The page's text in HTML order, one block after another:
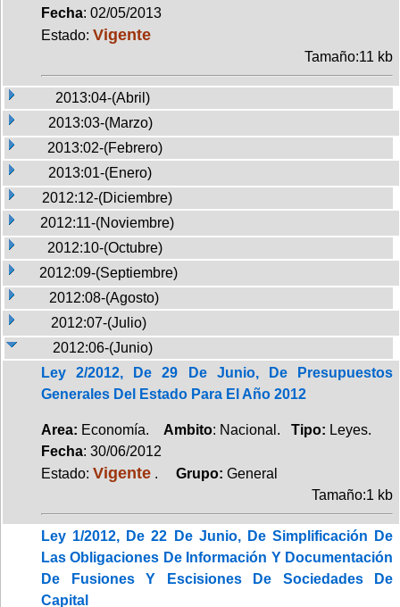
Fecha: 02/05/2013
Estado: Vigente
Tamaño:11 kb
2013:04-(Abril)
2013:03-(Marzo)
2013:02-(Febrero)
2013:01-(Enero)
2012:12-(Diciembre)
2012:11-(Noviembre)
2012:10-(Octubre)
2012:09-(Septiembre)
2012:08-(Agosto)
2012:07-(Julio)
2012:06-(Junio)
Ley 2/2012, De 29 De Junio, De Presupuestos
Generales Del Estado Para El Año 2012
Area: Economía. Ambito: Nacional. Tipo: Leyes.
Fecha: 30/06/2012
Estado: Vigente . Grupo: General
Tamaño:1 kb
Ley 1/2012, De 22 De Junio, De Simplificación De
Las Obligaciones De Información Y Documentación
De Fusiones Y Escisiones De Sociedades De
Capital